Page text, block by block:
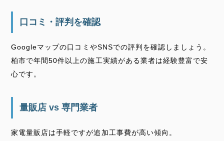
口コミ・評判を確認
Googleマップの口コミやSNSでの評判を確認しましょう。
柏市で年間50件以上の施工実績がある業者は経験豊富で安
心です。
量販店 vs 専門業者
家電量販店は手軽ですが追加工事費が高い傾向。